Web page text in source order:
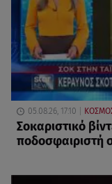
05.08.26, 17:10
Σοκαριστικό
ποδοσφαιριστή